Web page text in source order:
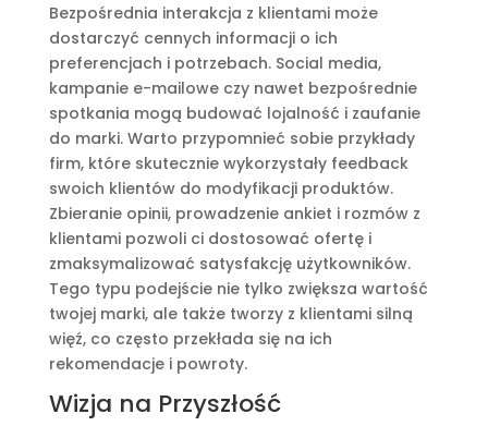
Bezpośrednia interakcja z klientami może
dostarczyć cennych informacji o ich
preferencjach i potrzebach. Social media,
kampanie e-mailowe czy nawet bezpośrednie
spotkania mogą budować lojalność i zaufanie
do marki. Warto przypomnieć sobie przykłady
firm, które skutecznie wykorzystały feedback
swoich klientów do modyfikacji produktów.
Zbieranie opinii, prowadzenie ankiet i rozmów z
klientami pozwoli ci dostosować ofertę i
zmaksymalizować satysfakcję użytkowników.
Tego typu podejście nie tylko zwiększa wartość
twojej marki, ale także tworzy z klientami silną
więź, co często przekłada się na ich
rekomendacje i powroty.
Wizja na Przyszłość